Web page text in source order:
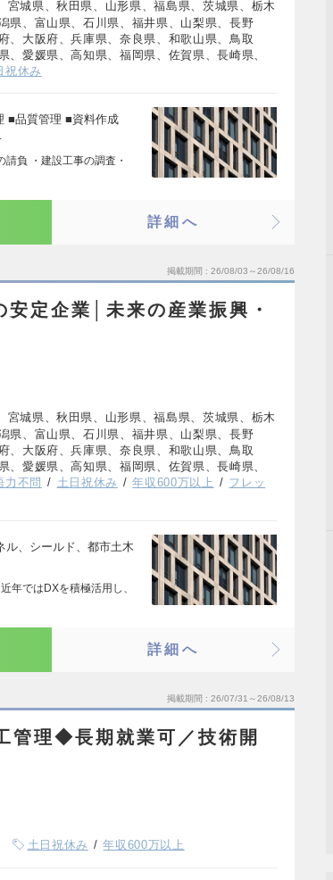
宮城県、秋田県、山形県、福島県、茨城県、栃木
県、富山県、石川県、福井県、山梨県、長野
、大阪府、兵庫県、奈良県、和歌山県、鳥取
愛媛県、高知県、福岡県、佐賀県、長崎県、
祝休み
■品質管理 ■資料作成
負 ・建設工事の調査・
詳細へ
掲載期間 26/08/03～26/08/16
安定企業│未来の産業振興・
宮城県、秋田県、山形県、福島県、茨城県、栃木
県、富山県、石川県、福井県、山梨県、長野
、大阪府、兵庫県、奈良県、和歌山県、鳥取
愛媛県、高知県、福岡県、佐賀県、長崎県、
力不問 土日祝休み 年収600万以上
フレッ
ル、シールド、都市土木
年ではDXを積極活用し、
詳細へ
掲載期間 26/07/31～26/08/13
管理◆長期就業可／技術開
土日祝休み 年収600万以上